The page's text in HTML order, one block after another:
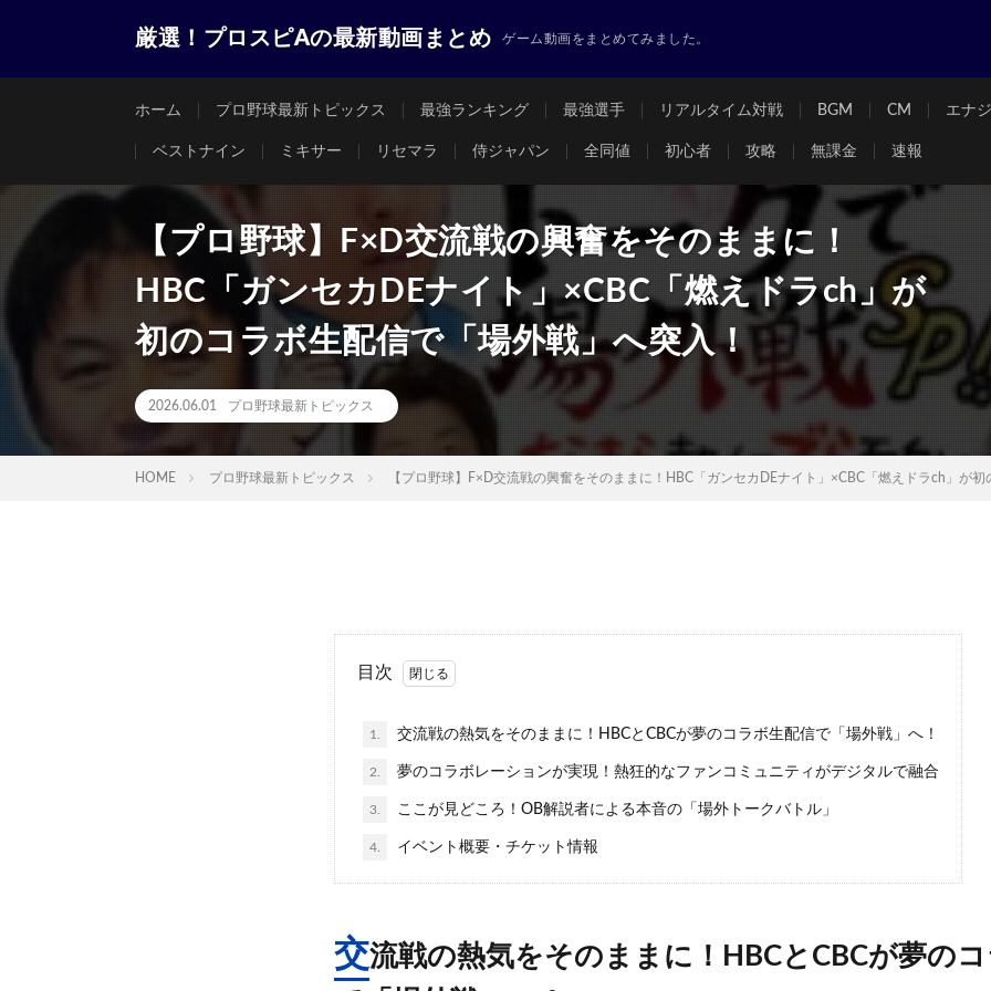
厳選！プロスピAの最新動画まとめ ゲーム動画をまとめてみました。
ホーム プロ野球最新トピックス 最強ランキング 最強選手 リアルタイム対戦 BGM CM エナ
ベストナイン ミキサー リセマラ 侍ジャパン 全同値 初心者 攻略 無課金 速報
【プロ野球】F×D交流戦の興奮をそのままに！
HBC「ガンセカDEナイト」×CBC「燃えドラch」が
初のコラボ生配信で「場外戦」へ突入！
2026.06.01 プロ野球最新トピックス
HOME プロ野球最新トピックス 【プロ野球】F×D交流戦の興奮をそのままに！HBC「ガンセカDEナイト」×CBC「燃えドラch」が初
目次
1. 交流戦の熱気をそのままに！HBCとCBCが夢のコラボ生配信で「場外戦」へ！
2. 夢のコラボレーションが実現！熱狂的なファンコミュニティがデジタルで融合
3. ここが見どころ！OB解説者による本音の「場外トークバトル」
4. イベント概要・チケット情報
交流戦の熱気をそのままに！HBCとCBCが夢の